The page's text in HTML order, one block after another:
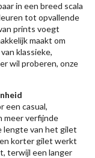
in een breed scala
tot opvallende
prints voegt
maakt om
klassieke,
wil proberen, onze
een casual,
meer verfijnde
lengte van het gilet
korter gilet werkt
terwijl een langer